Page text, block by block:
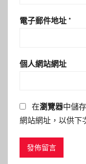
電子郵件地址 *
個人網站網址
在瀏覽器中儲
網站網址，以供下